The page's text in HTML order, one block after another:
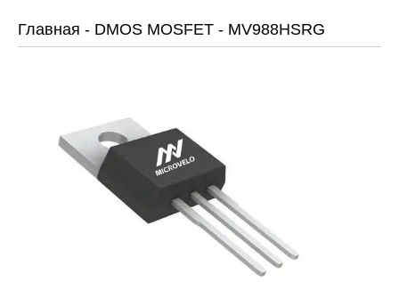
Главная - DMOS MOSFET - MV988HSRG